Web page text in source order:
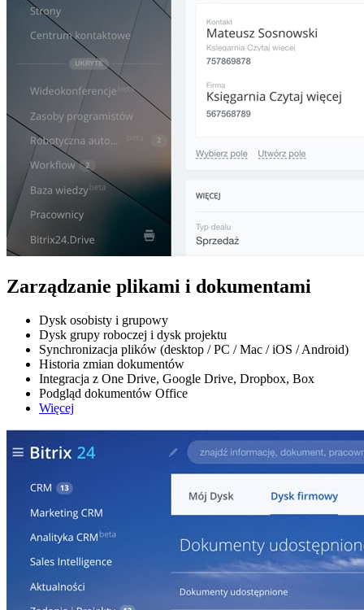
Zarządzanie plikami i dokumentami
Dysk osobisty i grupowy
Dysk grupy roboczej i dysk projektu
Synchronizacja plików (desktop / PC / Mac / iOS / Android)
Historia zmian dokumentów
Integracja z One Drive, Google Drive, Dropbox, Box
Podgląd dokumentów Office
Więcej